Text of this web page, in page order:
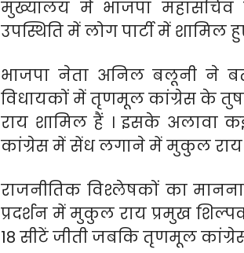
मुख्यालय में भाजपा
उपस्थिति में लोग पार्टी में शामिल
भाजपा नेता अनिल बलूनी ने
विधायकों में तृणमूल कांग्रेस के
राय शामिल हैं । इसके अलावा
कांग्रेस में सेंध लगाने में मुकुल राय
राजनीतिक विश्लेषकों का
प्रदर्शन में मुकुल राय प्रमुख
18 सीटें जीती जबकि तृणमूल